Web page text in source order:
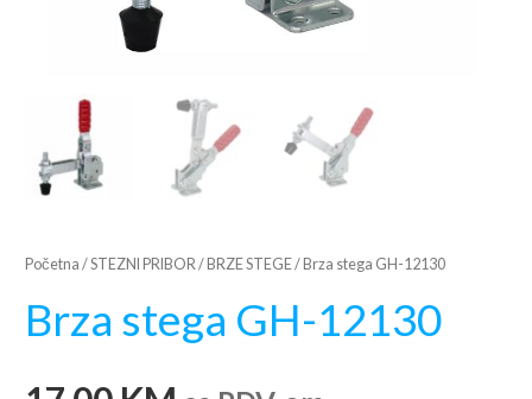
Početna /STEZNI PRIBOR / BRZE STEGE/ Brza stega GH-12130
Brza stega GH-12130